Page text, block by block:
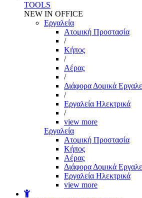
TOOLS
NEW IN OFFICE
Εργαλεία
Aτομική Προστασία
/
Kήπος
/
Αέρας
/
Διάφορα Δομικά
/
Εργαλεία Ηλεκτρικά
/
view more
Εργαλεία
Aτομική Προστασία
Kήπος
Αέρας
Διάφορα Δομικά
Εργαλεία Ηλεκτρικά
view more